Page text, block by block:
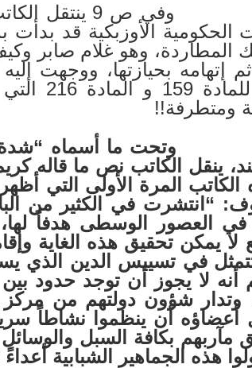
وفي ص 9
الحكومية الأوزبكية قد
المطاردة، وهو غلام صابر
إتهامه بحيازتها، ووجهت
وفقاً
ومتطرفة!!
ما أسماه
ينقل الكاتب نص ما قاله
الكاتب المرة الأولى التي
“ انتشرت في الكثير من
العصور الوسطى هدفاً لها،
لا يمكن تحقيق هذه الغاية
في تسييس الدين الذي
أنه لا يجوز أن توجد حدود
وتدار شؤون دولتهم من مركز
أعضاؤه أن ينظموا نشاطاً
مآربهم بكافة السبل
هذه الجماهير الشبابية أعداءً